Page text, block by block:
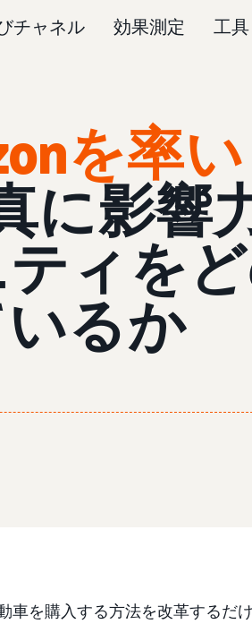
チャネル 効果測定 工具
を率い
に影響
ィを
るか
車を購入する方法を改革するだ